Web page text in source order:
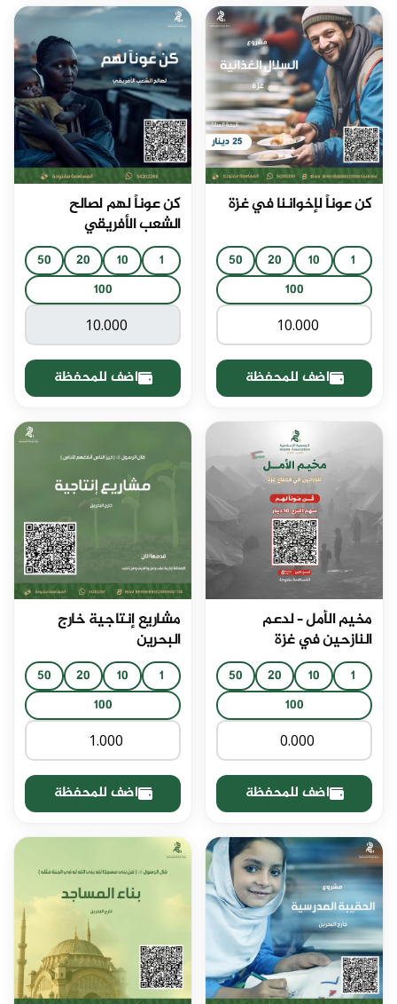
كن عوناً لإخواننا في غزة
1
10
20
50
100
اضف للمحفظة
كن عوناً لهم لصالح
الشعب الأفريقي
1
10
20
50
100
اضف للمحفظة
مخيم الأمل – لدعم
النازحين في غزة
1
10
20
50
100
اضف للمحفظة
مشاريع إنتاجية خارج
البحرين
1
10
20
50
100
اضف للمحفظة